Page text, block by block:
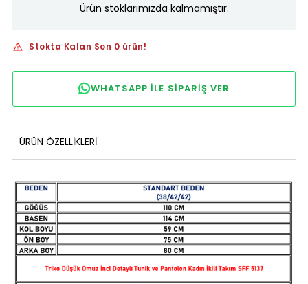
Ürün stoklarımızda kalmamıştır.
Stokta Kalan Son 0 ürün!
WHATSAPP ILE SIPARIŞ VER
ÜRÜN ÖZELLIKLERI